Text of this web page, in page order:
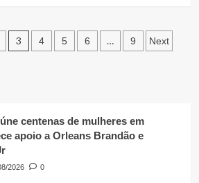
3 4 5 6 … 9 Next
centenas de mulheres em
apoio a Orleans Brandão e
2026 0